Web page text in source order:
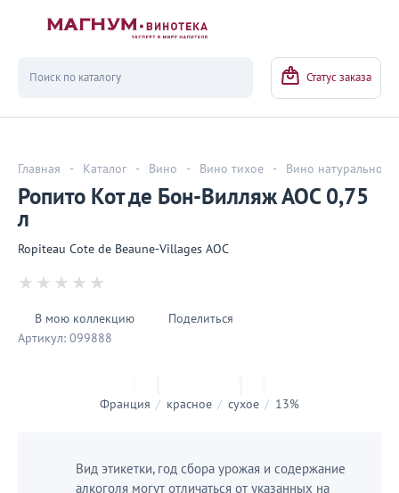
Статус заказа
Главная - Каталог - Вино - Вино тихое - Вино натуральное
Ропито Кот де Бон-Вилляж АОС 0,75
л
Ropiteau Cote de Beaune-Villages AOC
В мою коллекцию
Поделиться
Артикул: 099888
Франция / красное / сухое / 13%
Вид этикетки, год сбора урожая и содержание
алкоголя могут отличаться от указанных на